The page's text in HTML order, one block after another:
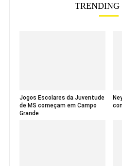
TRENDING
Jogos Escolares da Juventude
de MS começam em Campo
Grande